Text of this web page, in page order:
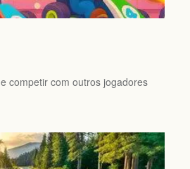
competir com outros jogadores